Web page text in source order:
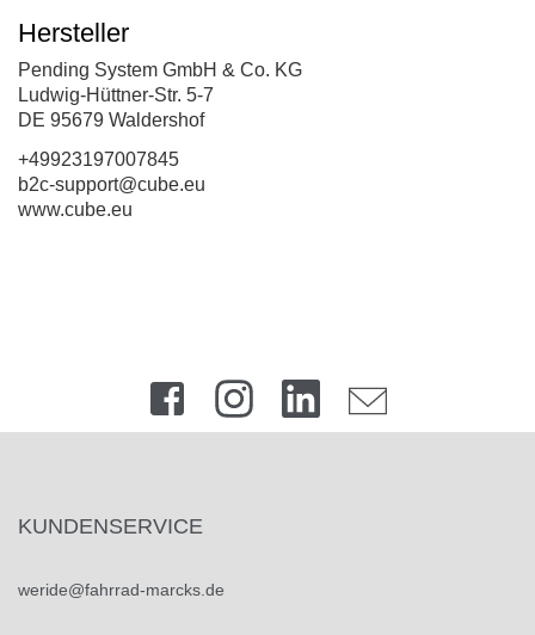
Hersteller
Pending System GmbH & Co. KG
Ludwig-Hüttner-Str. 5-7
DE 95679 Waldershof
+49923197007845
b2c-support@cube.eu
www.cube.eu
KUNDENSERVICE
weride@fahrrad-marcks.de